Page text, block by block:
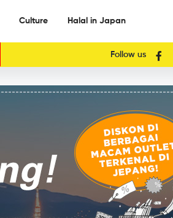
Culture Halal in Japan
Follow us